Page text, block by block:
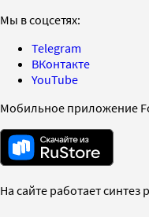
Мы в соцсетях:
Telegram
ВКонтакте
YouTube
Мобильное приложение
На сайте работает синтез